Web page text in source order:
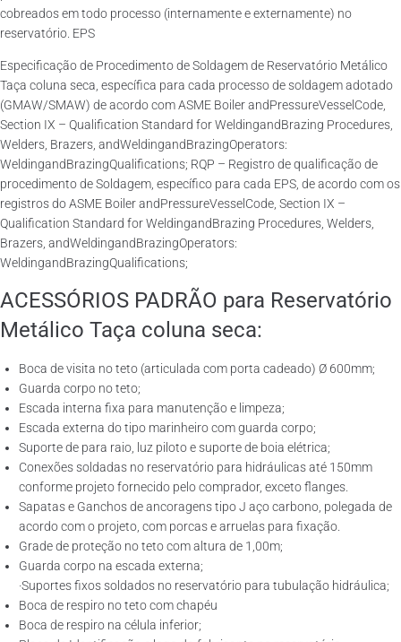
cobreados em todo processo (internamente e externamente) no
reservatório. EPS
Especificação de Procedimento de Soldagem de Reservatório Metálico
Taça coluna seca, específica para cada processo de soldagem adotado
(GMAW/SMAW) de acordo com ASME Boiler andPressureVesselCode,
Section IX – Qualification Standard for WeldingandBrazing Procedures,
Welders, Brazers, andWeldingandBrazingOperators:
WeldingandBrazingQualifications; RQP – Registro de qualificação de
procedimento de Soldagem, específico para cada EPS, de acordo com os
registros do ASME Boiler andPressureVesselCode, Section IX –
Qualification Standard for WeldingandBrazing Procedures, Welders,
Brazers, andWeldingandBrazingOperators:
WeldingandBrazingQualifications;
ACESSÓRIOS PADRÃO para Reservatório
Metálico Taça coluna seca:
Boca de visita no teto (articulada com porta cadeado) Ø 600mm;
Guarda corpo no teto;
Escada interna fixa para manutenção e limpeza;
Escada externa do tipo marinheiro com guarda corpo;
Suporte de para raio, luz piloto e suporte de boia elétrica;
Conexões soldadas no reservatório para hidráulicas até 150mm
conforme projeto fornecido pelo comprador, exceto flanges.
Sapatas e Ganchos de ancoragens tipo J aço carbono, polegada de
acordo com o projeto, com porcas e arruelas para fixação.
Grade de proteção no teto com altura de 1,00m;
Guarda corpo na escada externa;
·Suportes fixos soldados no reservatório para tubulação hidráulica;
Boca de respiro no teto com chapéu
Boca de respiro na célula inferior;